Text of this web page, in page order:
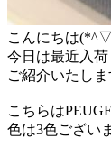
こんにちは
今日は最近入
ご紹介いたしま
こちらは
色は3色ござい